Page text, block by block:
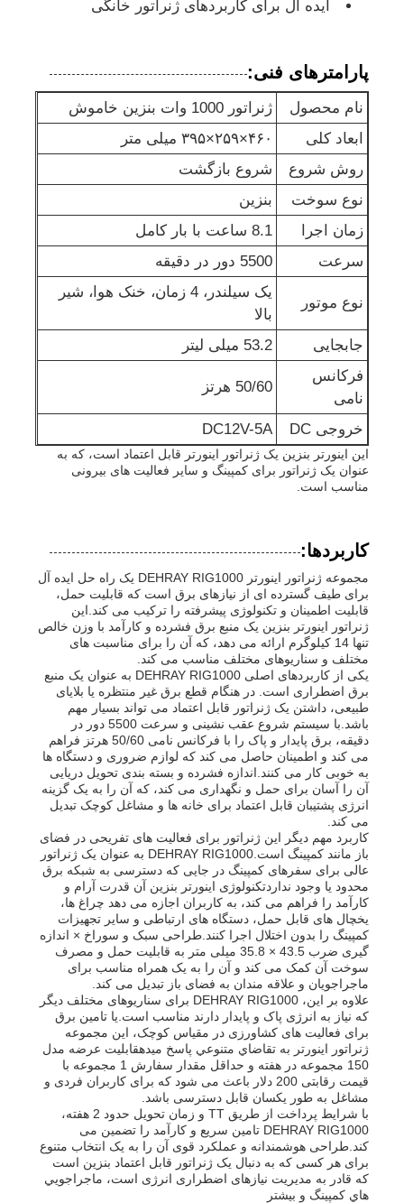
ژنراتور خانگی
مجموعه ژنراتور سایبان
ژنراتور کم سر و صدا
نگهداري ژنراتور
مجموعه ژنراتور جوش
موتور دیزل ژنراتور
پمپ آب فاضلاب
ایده آل برای کاربردهای ژنراتور خانگی
پارامترهای فنی:
نام محصول
ژنراتور 1000 وات بنزین خاموش
ابعاد کلی
۴۶۰×۲۵۹×۳۹۵ میلی متر
روش شروع
شروع بازگشت
نوع سوخت
بنزین
زمان اجرا
8.1 ساعت با بار کامل
سرعت
5500 دور در دقیقه
نوع موتور
یک سیلندر، 4 زمان، خنک هوا، شیر
بالا
جابجایی
53.2 میلی لیتر
فرکانس
نامی
50/60 هرتز
خروجی DC DC12V-5A
این اینورتر بنزین یک ژنراتور اینورتر قابل اعتماد است، که به
عنوان یک ژنراتور برای کمپینگ و سایر فعالیت های بیرونی
مناسب است.
کاربردها:
مجموعه ژنراتور اینورتر DEHRAY RIG1000 یک راه حل ایده آل
برای طیف گسترده ای از نیازهای برق است که قابلیت حمل،
قابلیت اطمینان و تکنولوژی پیشرفته را ترکیب می کند.این
ژنراتور اینورتر بنزین یک منبع برق فشرده و کارآمد با وزن خالص
تنها 14 کیلوگرم ارائه می دهد، که آن را برای مناسبت های
مختلف و سناریوهای مختلف مناسب می کند.
یکی از کاربردهای اصلی DEHRAY RIG1000 به عنوان یک منبع
برق اضطراری است. در هنگام قطع برق غیر منتظره یا بلایای
طبیعی، داشتن یک ژنراتور قابل اعتماد می تواند بسیار مهم
باشد.با سیستم شروع عقب نشینی و سرعت 5500 دور در
دقیقه، برق پایدار و پاک را با فرکانس نامی 50/60 هرتز فراهم
می کند و اطمینان حاصل می کند که لوازم ضروری و دستگاه ها
به خوبی کار می کنند.اندازه فشرده و بسته بندی تحویل دریایی
آن را آسان برای حمل و نگهداری می کند، که آن را به یک گزینه
انرژی پشتیبان قابل اعتماد برای خانه ها و مشاغل کوچک تبدیل
می کند.
کاربرد مهم دیگر این ژنراتور برای فعالیت های تفریحی در فضای
باز مانند کمپینگ است.DEHRAY RIG1000 به عنوان یک ژنراتور
عالی برای سفرهای کمپینگ در جایی که دسترسی به شبکه برق
محدود یا وجود نداردتکنولوژی اینورتر بنزین آن قدرت آرام و
کارآمد را فراهم می کند، به کاربران اجازه می دهد چراغ ها،
یخچال های قابل حمل، دستگاه های ارتباطی و سایر تجهیزات
کمپینگ را بدون اختلال اجرا کنند.طراحی سبک و سوراخ × اندازه
گیری ضرب 43.5 × 35.8 میلی متر به قابلیت حمل و مصرف
سوخت آن کمک می کند و آن را به یک همراه مناسب برای
ماجراجویان و علاقه مندان به فضای باز تبدیل می کند.
علاوه بر این، DEHRAY RIG1000 برای سناریوهای مختلف دیگر
که نیاز به انرژی پاک و پایدار دارند مناسب است.یا تامین برق
برای فعالیت های کشاورزی در مقیاس کوچک، اين مجموعه
ژنراتور اينورتر به تقاضاي متنوعي پاسخ ميدهقابلیت عرضه مدل
150 مجموعه در هفته و حداقل مقدار سفارش 1 مجموعه با
قیمت رقابتی 200 دلار باعث می شود که برای کاربران فردی و
مشاغل به طور یکسان قابل دسترسی باشد.
با شرایط پرداخت از طریق TT و زمان تحویل حدود 2 هفته،
DEHRAY RIG1000 تامین سریع و کارآمد را تضمین می
کند.طراحی هوشمندانه و عملکرد قوی آن را به یک انتخاب متنوع
برای هر کسی که به دنبال یک ژنراتور قابل اعتماد بنزین است
که قادر به مدیریت نیازهای اضطراری انرژی است، ماجراجويي
هاي کمپينگ و بيشتر